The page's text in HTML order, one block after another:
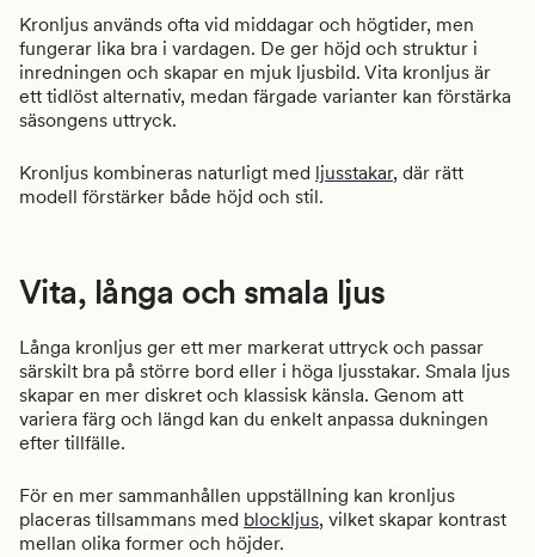
Kronljus används ofta vid middagar och högtider, men
fungerar lika bra i vardagen. De ger höjd och struktur i
inredningen och skapar en mjuk ljusbild. Vita kronljus är
ett tidlöst alternativ, medan färgade varianter kan förstärka
säsongens uttryck.
Kronljus kombineras naturligt med ljusstakar, där rätt
modell förstärker både höjd och stil.
Vita, långa och smala ljus
Långa kronljus ger ett mer markerat uttryck och passar
särskilt bra på större bord eller i höga ljusstakar. Smala ljus
skapar en mer diskret och klassisk känsla. Genom att
variera färg och längd kan du enkelt anpassa dukningen
efter tillfälle.
För en mer sammanhållen uppställning kan kronljus
placeras tillsammans med blockljus, vilket skapar kontrast
mellan olika former och höjder.